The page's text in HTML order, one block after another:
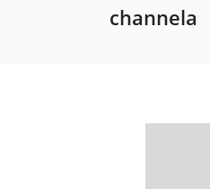
channela